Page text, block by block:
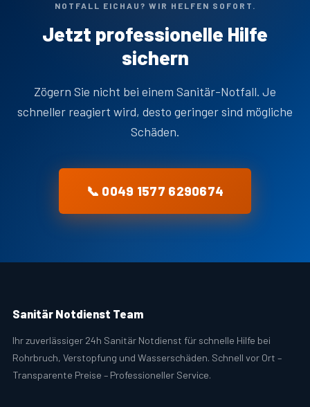
NOTFALL EICHAU? WIR HELFEN SOFORT.
Jetzt professionelle Hilfe
sichern
Zögern Sie nicht bei einem Sanitär-Notfall. Je
schneller reagiert wird, desto geringer sind mögliche
Schäden.
📞 0049 1577 6290674
Sanitär Notdienst Team
Ihr zuverlässiger 24h Sanitär Notdienst für schnelle Hilfe bei
Rohrbruch, Verstopfung und Wasserschäden. Schnell vor Ort –
Transparente Preise – Professioneller Service.